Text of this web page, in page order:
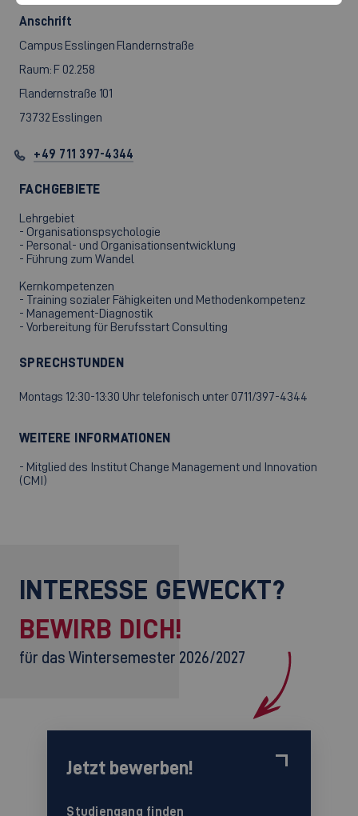
Anschrift
Campus Esslingen Flandernstraße
Raum: F 02.258
Flandernstraße 101
73732 Esslingen
+49 711 397-4344
FACHGEBIETE
Lehrgebiet
- Organisationspsychologie
- Personal- und Organisationsentwicklung
- Führung zum Wandel
Kernkompetenzen
- Training sozialer Fähigkeiten und Methodenkompetenz
- Management-Diagnostik
- Vorbereitung für Berufsstart Consulting
SPRECHSTUNDEN
Montags 12:30-13:30 Uhr telefonisch unter 0711/397-4344
WEITERE INFORMATIONEN
- Mitglied des Institut Change Management und Innovation
(CMI)
INTERESSE GEWECKT?
BEWIRB DICH!
für das Wintersemester 2026/2027
Jetzt bewerben!
Studiengang finden